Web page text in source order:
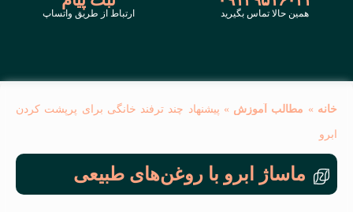
همین حالا تماس بگیرید ارتباط از طریق واتساپ
خانه » مطالب آموزش » پیشنهاد چند ترفند خانگی برای پرپشت کردن
ابرو
ماساژ ابرو با روغن‌های طبیعی